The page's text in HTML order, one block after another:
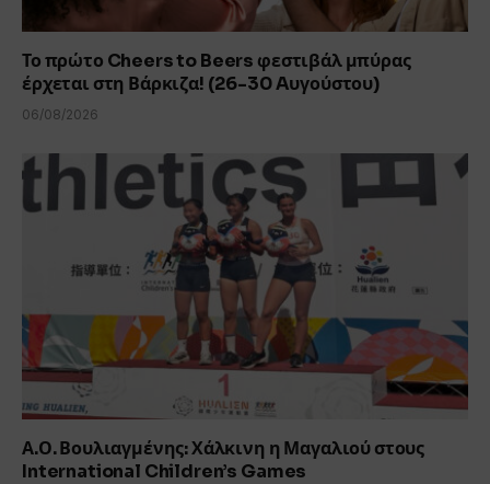
Το πρώτο Cheers to Beers φεστιβάλ μπύρας
έρχεται στη Βάρκιζα! (26-30 Aυγούστου)
06/08/2026
Α.Ο. Βουλιαγμένης: Χάλκινη η Μαγαλιού στους
International Children’s Games